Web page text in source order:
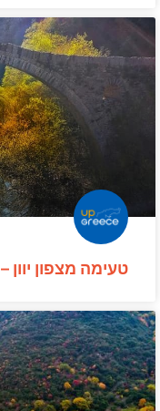
טעימה מצפון יוון – 5 ימים (סלוניקי-סלונקי)